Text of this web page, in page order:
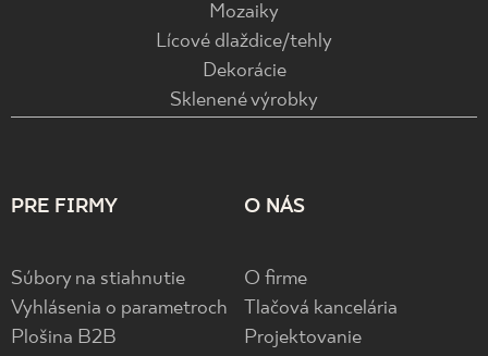
Mozaiky
Lícové dlaždice/tehly
Dekorácie
Sklenené výrobky
PRE FIRMY
Súbory na stiahnutie
Vyhlásenia o parametroch
Plošina B2B
O NÁS
O firme
Tlačová kancelária
Projektovanie